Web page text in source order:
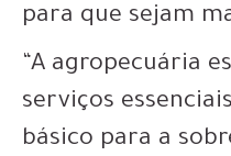
para que sejam
“A agropecuária
serviços
básico para a